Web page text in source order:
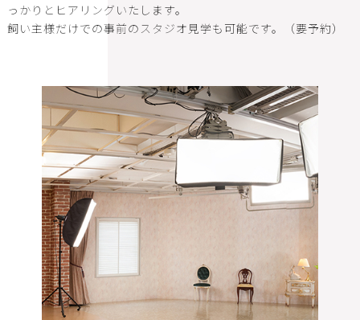
っかりとヒアリングいたします。
飼い主様だけでの事前のスタジオ見学も可能です。（要予約）